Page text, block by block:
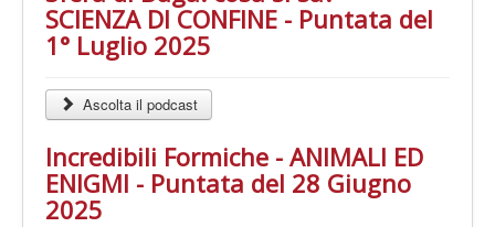
SCIENZA DI CONFINE - Puntata del
1° Luglio 2025
Ascolta il podcast
Incredibili Formiche - ANIMALI ED
ENIGMI - Puntata del 28 Giugno
2025